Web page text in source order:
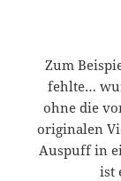
Zum
fehlte…
ohne die
originalen
Auspuff in
ist